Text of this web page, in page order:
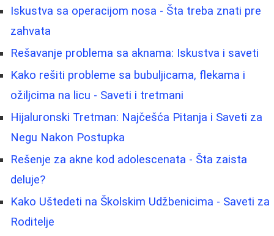
Iskustva sa operacijom nosa - Šta treba znati pre
zahvata
Rešavanje problema sa aknama: Iskustva i saveti
Kako rešiti probleme sa bubuljicama, flekama i
ožiljcima na licu - Saveti i tretmani
Hijaluronski Tretman: Najčešća Pitanja i Saveti za
Negu Nakon Postupka
Rešenje za akne kod adolescenata - Šta zaista
deluje?
Kako Uštedeti na Školskim Udžbenicima - Saveti za
Roditelje